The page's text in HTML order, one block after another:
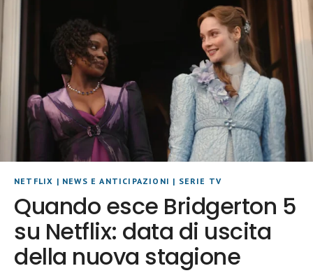
NETFLIX | NEWS E ANTICIPAZIONI | SERIE TV
Quando esce Bridgerton 5
su Netflix: data di uscita
della nuova stagione